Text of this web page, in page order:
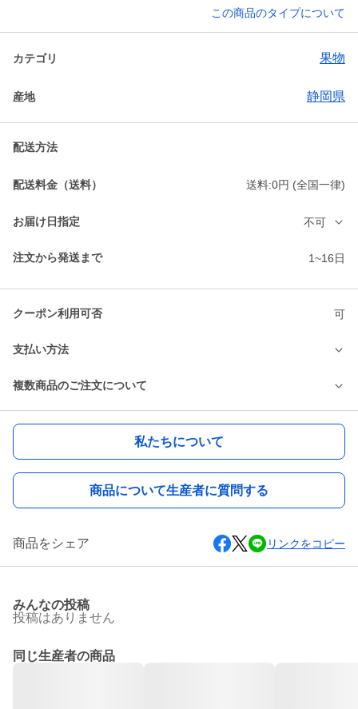
この商品のタイプについて
カテゴリ 果物
産地 静岡県
配送方法
配送料金（送料） 送料:0円 (全国一律)
お届け日指定 不可
注文から発送まで 1~16日
クーポン利用可否 可
支払い方法
複数商品のご注文について
私たちについて
商品について生産者に質問する
商品をシェア リンクをコピー
みんなの投稿
投稿はありません
同じ生産者の商品